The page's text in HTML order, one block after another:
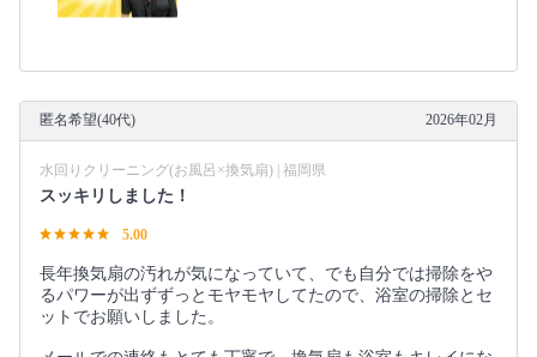
匿名希望(40代) 2026年02月
水回りクリーニング(お風呂×換気扇) | 福岡県
スッキリしました！
5.00
長年換気扇の汚れが気になっていて、でも自分では掃除をや
るパワーが出ずずっとモヤモヤしてたので、浴室の掃除とセ
ットでお願いしました。